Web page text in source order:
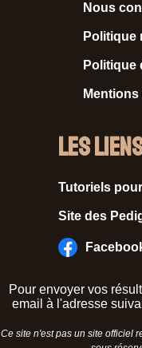
Nous
Politique
Politique
Les
Tutoriels
Site des
Pour envoyer vos
email à l'adresse
Ce site n'est pas un site officiel